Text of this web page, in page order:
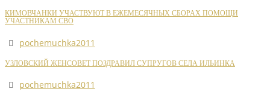
КИМОВЧАНКИ УЧАСТВУЮТ В ЕЖЕМЕСЯЧНЫХ СБОРАХ ПОМОЩИ
УЧАСТНИКАМ СВО
pochemuchka2011
УЗЛОВСКИЙ ЖЕНСОВЕТ ПОЗДРАВИЛ СУПРУГОВ СЕЛА ИЛЬИНКА
pochemuchka2011